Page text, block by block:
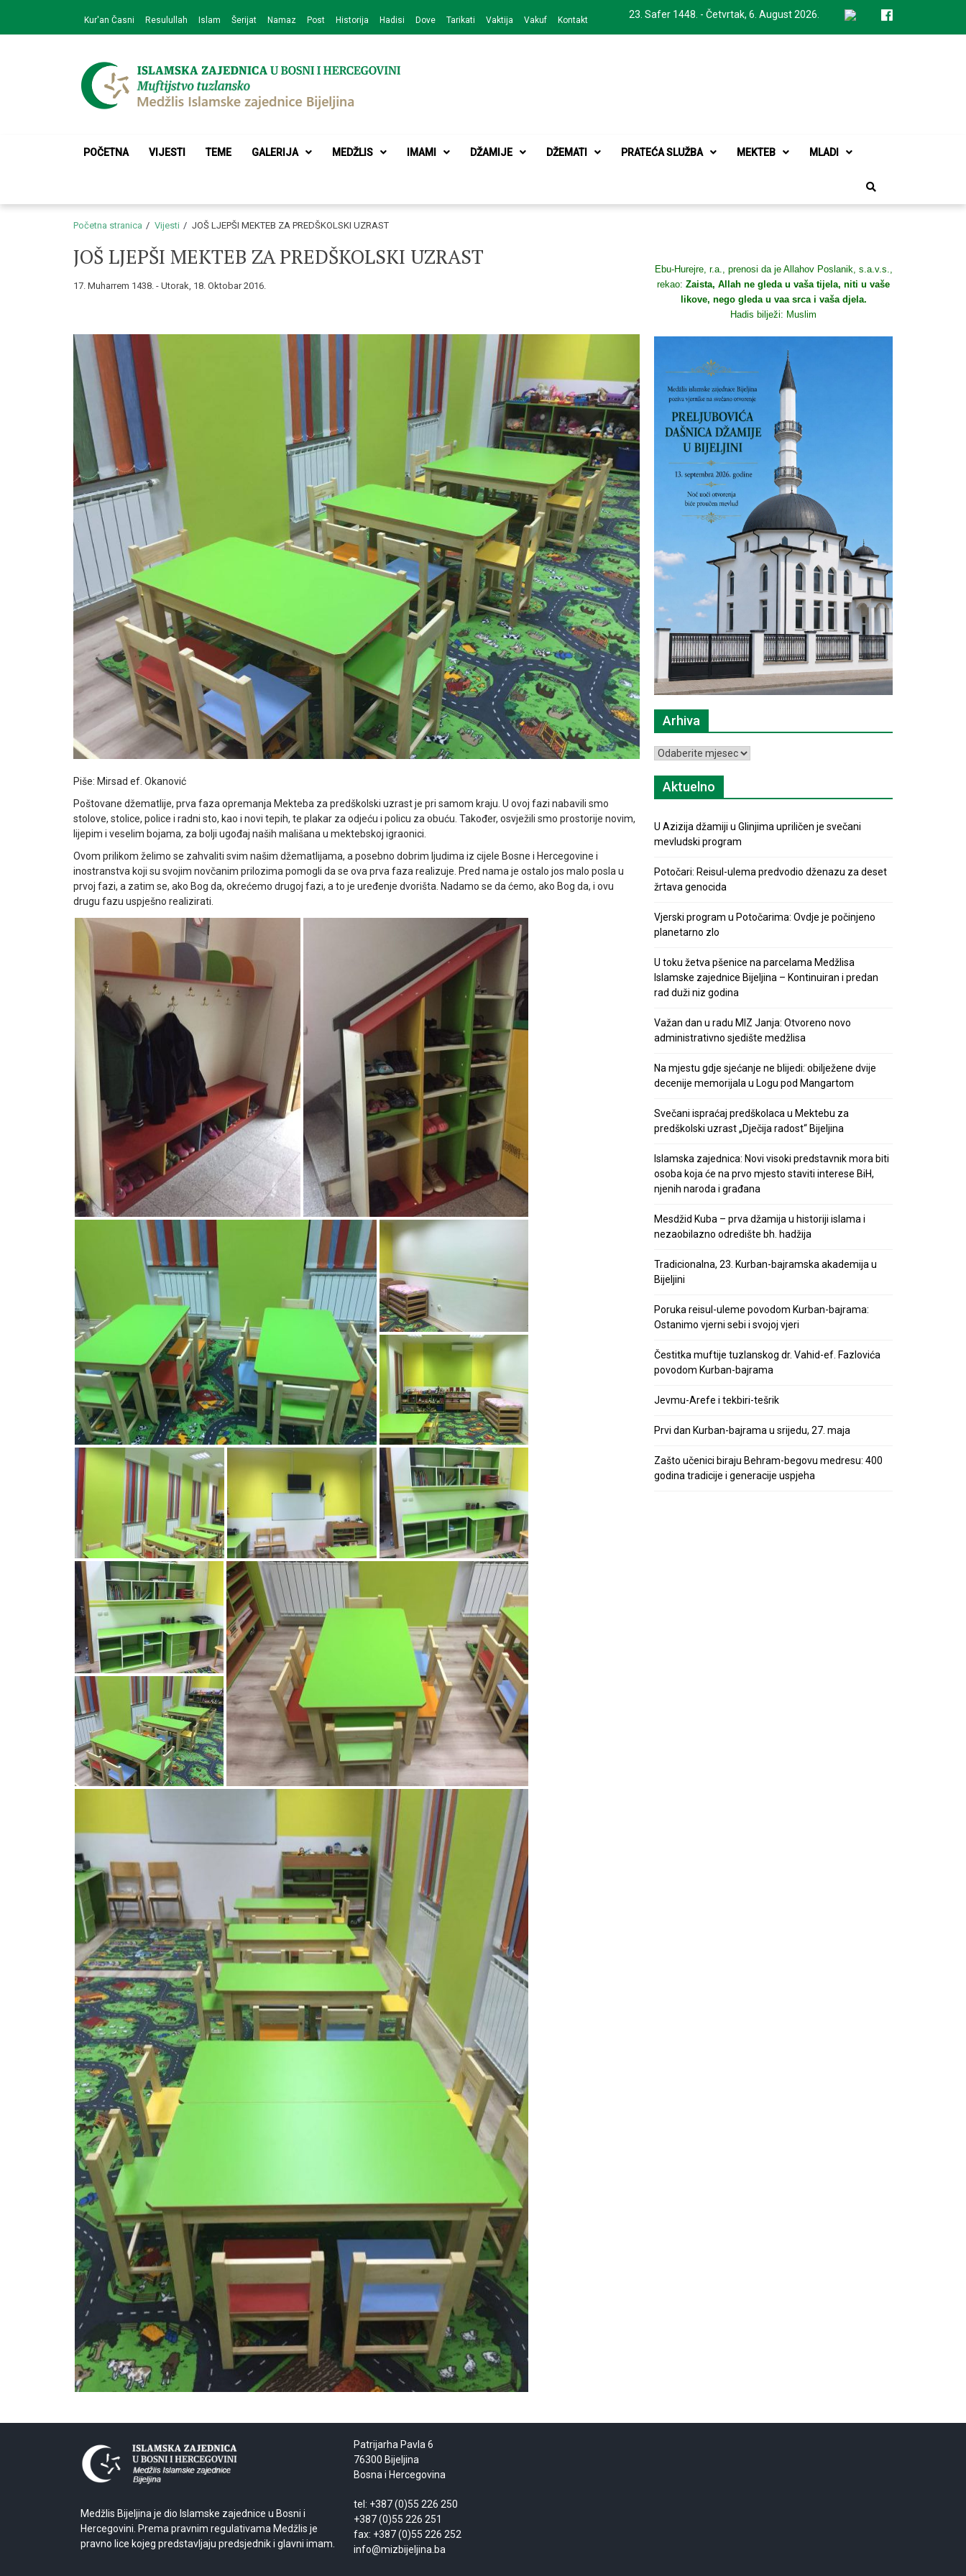
navigation
content
23. Safer 1448. - Četvrtak, 6. August 2026.
Kur'an Časni Resulullah Islam Šerijat Namaz Post Historija Hadisi Dove Tarikati Vaktija Vakuf Kontakt
Medžlis Islamske zajednice Bijeljina
POČETNA VIJESTI TEME GALERIJA MEDŽLIS IMAMI DŽAMIJE DŽEMATI PRATEĆA SLUŽBA MEKTEB MLADI
Početna stranica Vijesti JOŠ LJEPŠI MEKTEB ZA PREDŠKOLSKI UZRAST
JOŠ LJEPŠI MEKTEB ZA PREDŠKOLSKI UZRAST
17. Muharrem 1438. - Utorak, 18. Oktobar 2016.
Piše: Mirsad ef. Okanović
Poštovane džematlije, prva faza opremanja Mekteba za predškolski uzrast je pri samom kraju. U ovoj fazi nabavili smo
stolove, stolice, police i radni sto, kao i novi tepih, te plakar za odjeću i policu za obuću. Također, osvježili smo prostorije novim,
lijepim i veselim bojama, za bolji ugođaj naših mališana u mektebskoj igraonici.
Ovom prilikom želimo se zahvaliti svim našim džematlijama, a posebno dobrim ljudima iz cijele Bosne i Hercegovine i
inostranstva koji su svojim novčanim prilozima pomogli da se ova prva faza realizuje. Pred nama je ostalo jos malo posla u
prvoj fazi, a zatim se, ako Bog da, okrećemo drugoj fazi, a to je uređenje dvorišta. Nadamo se da ćemo, ako Bog da, i ovu
drugu fazu uspješno realizirati.
Ebu-Hurejre, r.a., prenosi da je Allahov Poslanik, s.a.v.s.,
rekao: Zaista, Allah ne gleda u vaša tijela, niti u vaše
likove, nego gleda u vaa srca i vaša djela.
Hadis bilježi: Muslim
Arhiva
Arhiva
Aktuelno
U Azizija džamiji u Glinjima upriličen je svečani
mevludski program
Potočari: Reisul-ulema predvodio dženazu za deset
žrtava genocida
Vjerski program u Potočarima: Ovdje je počinjeno
planetarno zlo
U toku žetva pšenice na parcelama Medžlisa
Islamske zajednice Bijeljina – Kontinuiran i predan
rad duži niz godina
Važan dan u radu MIZ Janja: Otvoreno novo
administrativno sjedište medžlisa
Na mjestu gdje sjećanje ne blijedi: obilježene dvije
decenije memorijala u Logu pod Mangartom
Svečani ispraćaj predškolaca u Mektebu za
predškolski uzrast „Dječija radost“ Bijeljina
Islamska zajednica: Novi visoki predstavnik mora biti
osoba koja će na prvo mjesto staviti interese BiH,
njenih naroda i građana
Mesdžid Kuba – prva džamija u historiji islama i
nezaobilazno odredište bh. hadžija
Tradicionalna, 23. Kurban-bajramska akademija u
Bijeljini
Poruka reisul-uleme povodom Kurban-bajrama:
Ostanimo vjerni sebi i svojoj vjeri
Čestitka muftije tuzlanskog dr. Vahid-ef. Fazlovića
povodom Kurban-bajrama
Jevmu-Arefe i tekbiri-tešrik
Prvi dan Kurban-bajrama u srijedu, 27. maja
Zašto učenici biraju Behram-begovu medresu: 400
godina tradicije i generacije uspjeha
Medžlis Bijeljina je dio Islamske zajednice u Bosni i
Hercegovini. Prema pravnim regulativama Medžlis je
pravno lice kojeg predstavljaju predsjednik i glavni imam.
Patrijarha Pavla 6
76300 Bijeljina
Bosna i Hercegovina
tel: +387 (0)55 226 250
+387 (0)55 226 251
fax: +387 (0)55 226 252
info@mizbijeljina.ba